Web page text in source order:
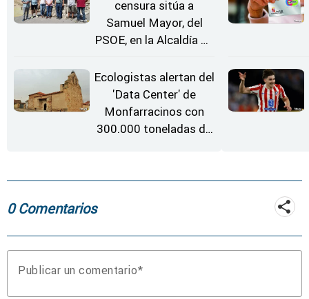
censura sitúa a
Samuel Mayor, del
PSOE, en la Alcaldía de
Ecologistas alertan del
'Data Center' de
Monfarracinos con
300.000 toneladas de
0 Comentarios
Publicar un comentario